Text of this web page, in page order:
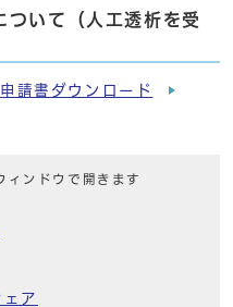
ついて（人工透析を受
申請書ダウンロード
ィンドウで開きます
ア